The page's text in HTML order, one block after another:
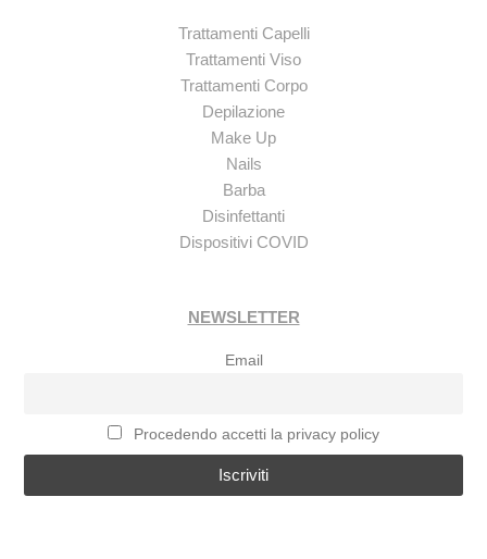
Trattamenti Capelli
Trattamenti Viso
Trattamenti Corpo
Depilazione
Make Up
Nails
Barba
Disinfettanti
Dispositivi COVID
NEWSLETTER
Email
Procedendo accetti la privacy policy